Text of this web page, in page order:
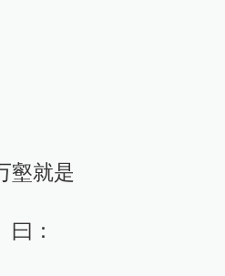
壑就是
：